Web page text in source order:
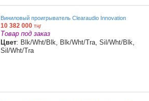
Виниловый проигрыватель Clearaudio Innovation
10 382 000 тңг
Товар под заказ
Цвет: Blk/Wht/Blk, Blk/Wht/Tra, Sil/Wht/Blk,
Sil/Wht/Tra